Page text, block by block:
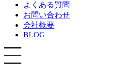
よくある質問
お問い合わせ
会社概要
BLOG